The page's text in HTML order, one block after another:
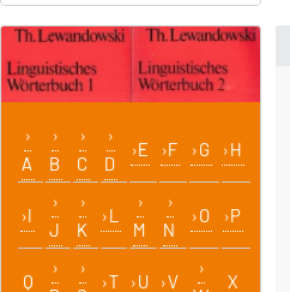
A B C D E F G H
I J K L M N O P
Q T U V X